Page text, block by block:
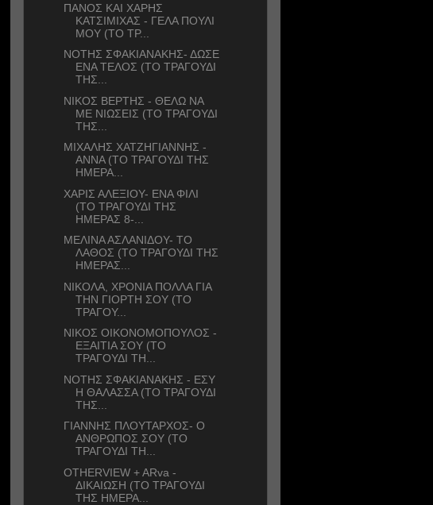
ΠΑΝΟΣ ΚΑΙ ΧΑΡΗΣ
ΚΑΤΣΙΜΙΧΑΣ - ΓΕΛΑ ΠΟΥΛΙ
ΜΟΥ (ΤΟ ΤΡ...
ΝΟΤΗΣ ΣΦΑΚΙΑΝΑΚΗΣ- ΔΩΣΕ
ΕΝΑ ΤΕΛΟΣ (ΤΟ ΤΡΑΓΟΥΔΙ
ΤΗΣ...
ΝΙΚΟΣ ΒΕΡΤΗΣ - ΘΕΛΩ ΝΑ
ΜΕ ΝΙΩΣΕΙΣ (ΤΟ ΤΡΑΓΟΥΔΙ
ΤΗΣ...
ΜΙΧΑΛΗΣ ΧΑΤΖΗΓΙΑΝΝΗΣ -
ΑΝΝΑ (ΤΟ ΤΡΑΓΟΥΔΙ ΤΗΣ
ΗΜΕΡΑ...
ΧΑΡΙΣ ΑΛΕΞΙΟΥ- ΕΝΑ ΦΙΛΙ
(ΤΟ ΤΡΑΓΟΥΔΙ ΤΗΣ
ΗΜΕΡΑΣ 8-...
ΜΕΛΙΝΑ ΑΣΛΑΝΙΔΟΥ- ΤΟ
ΛΑΘΟΣ (ΤΟ ΤΡΑΓΟΥΔΙ ΤΗΣ
ΗΜΕΡΑΣ...
ΝΙΚΟΛΑ, ΧΡΟΝΙΑ ΠΟΛΛΑ ΓΙΑ
ΤΗΝ ΓΙΟΡΤΗ ΣΟΥ (ΤΟ
ΤΡΑΓΟΥ...
ΝΙΚΟΣ ΟΙΚΟΝΟΜΟΠΟΥΛΟΣ -
ΕΞΑΙΤΙΑ ΣΟΥ (ΤΟ
ΤΡΑΓΟΥΔΙ ΤΗ...
ΝΟΤΗΣ ΣΦΑΚΙΑΝΑΚΗΣ - ΕΣΥ
Η ΘΑΛΑΣΣΑ (ΤΟ ΤΡΑΓΟΥΔΙ
ΤΗΣ...
ΓΙΑΝΝΗΣ ΠΛΟΥΤΑΡΧΟΣ- Ο
ΑΝΘΡΩΠΟΣ ΣΟΥ (ΤΟ
ΤΡΑΓΟΥΔΙ ΤΗ...
OTHERVIEW + ARva -
ΔΙΚΑΙΩΣΗ (ΤΟ ΤΡΑΓΟΥΔΙ
ΤΗΣ ΗΜΕΡΑ...